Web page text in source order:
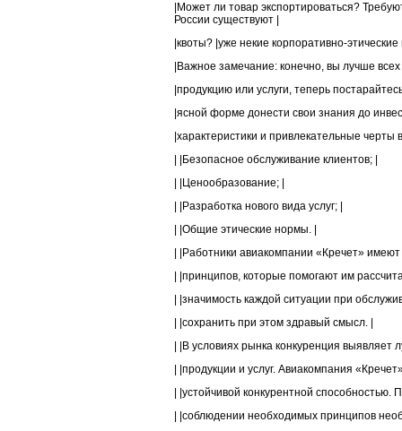
|Может ли товар экспортироваться?
России существуют |
|квоты? |уже некие корпоративно-
|Важное замечание: конечно, вы лучше
|продукцию или услуги, теперь
|ясной форме донести свои знания до
|характеристики и привлекательные
| |Безопасное обслуживание клиентов; |
| |Ценообразование; |
| |Разработка нового вида услуг; |
| |Общие этические нормы. |
| |Работники авиакомпании «Кречет»
| |принципов, которые помогают им
| |значимость каждой ситуации при
| |сохранить при этом здравый смысл. |
| |В условиях рынка конкуренция выявляет
| |продукции и услуг. Авиакомпания
| |устойчивой конкурентной способностью.
| |соблюдении необходимых принципов